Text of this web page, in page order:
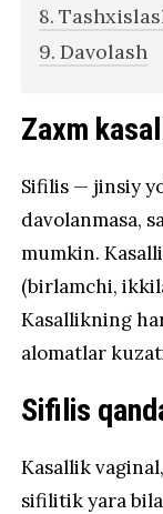
Davolash
Zaxm
Sifilis — jinsiy
davolanmasa,
mumkin.
(birlamchi,
Kasallikning
alomatlar
Sifilis
Kasallik
sifilitik yara